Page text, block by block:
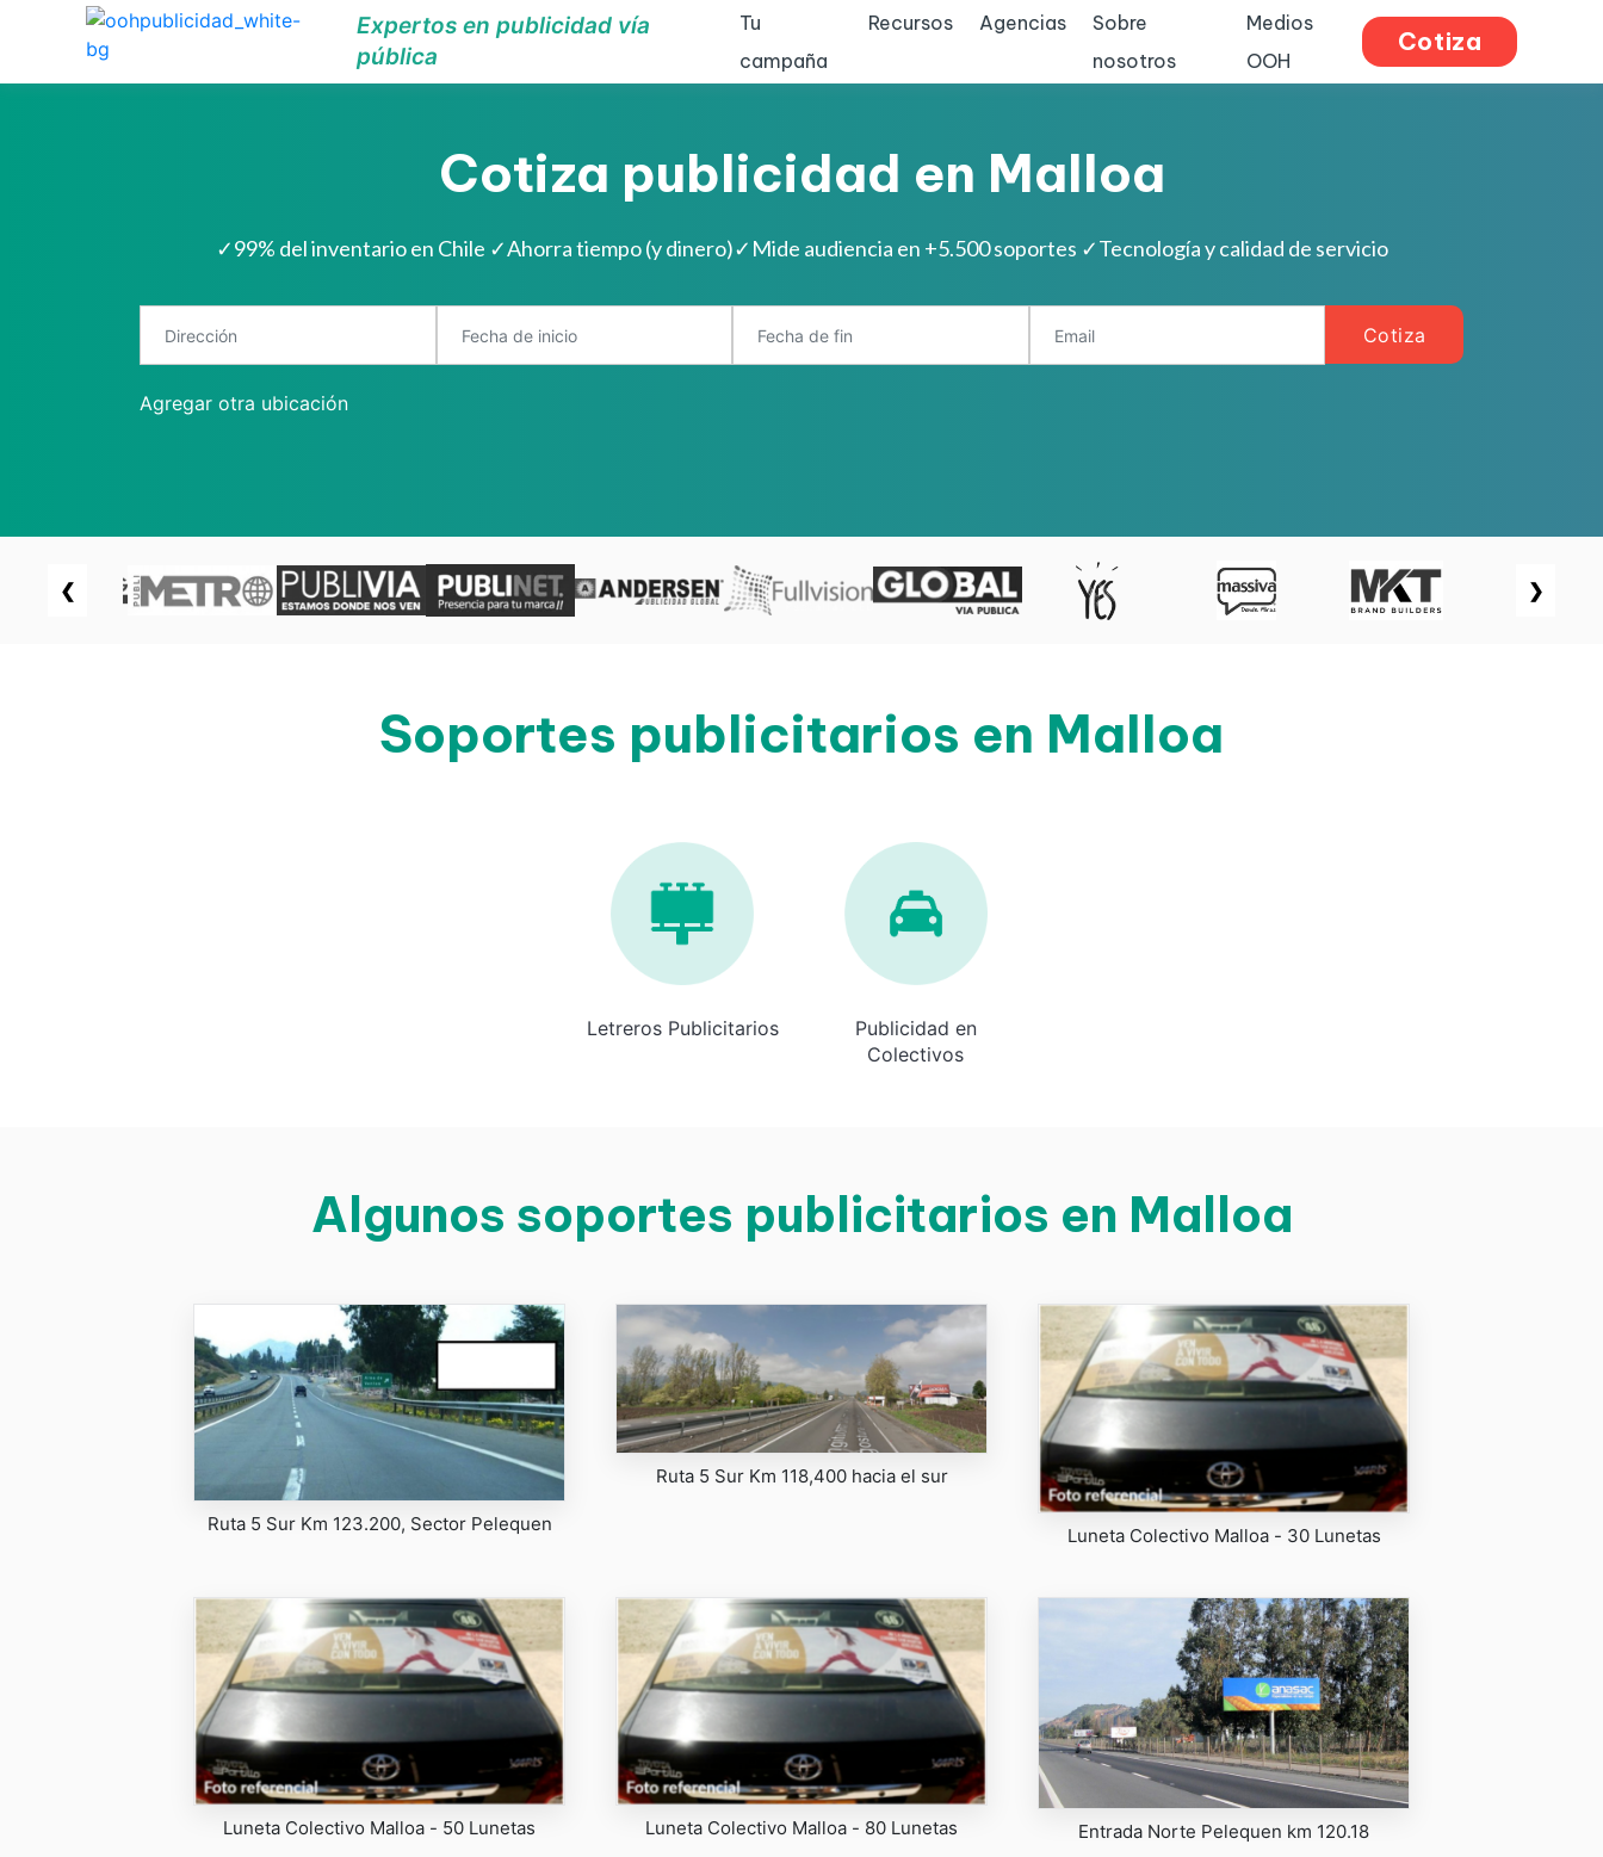
Expertos en publicidad vía
pública
Tu
campaña
Recursos Agencias
Sobre
nosotros
Medios
OOH
Cotiza
Cotiza publicidad en Malloa
✓99% del inventario en Chile ✓Ahorra tiempo (y dinero)✓ Mide audiencia en +5.500 soportes ✓Tecnología y calidad de servicio
Cotiza
Agregar otra ubicación
❮ ❯
Soportes publicitarios en Malloa
Letreros Publicitarios
Publicidad en
Colectivos
Algunos soportes publicitarios en Malloa
Ruta 5 Sur Km 123.200, Sector Pelequen
Ruta 5 Sur Km 118,400 hacia el sur
Luneta Colectivo Malloa - 30 Lunetas
Luneta Colectivo Malloa - 50 Lunetas Luneta Colectivo Malloa - 80 Lunetas Entrada Norte Pelequen km 120.18